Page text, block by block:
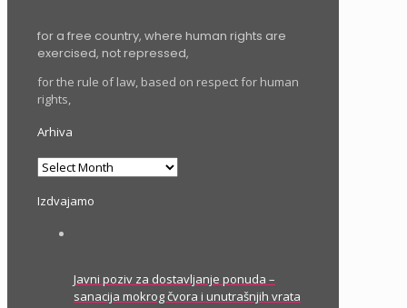
for a free country, where human rights are
exercised, not repressed,
for the rule of law, based on respect for human
rights,
Arhiva
Arhiva
Izdvajamo
Javni poziv za dostavljanje ponuda –
sanacija mokrog čvora i unutrašnjih vrata